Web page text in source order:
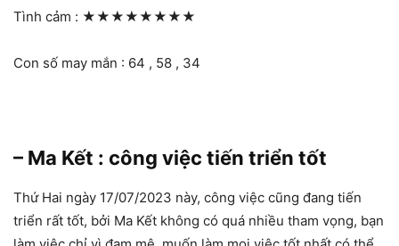
Tình cảm : ★★★★★★★★
Con số may mắn : 64 , 58 , 34
– Ma Kết : công việc tiến triển tốt
Thứ Hai ngày 17/07/2023 này, công việc cũng đang tiến
triển rất tốt, bởi Ma Kết không có quá nhiều tham vọng, bạn